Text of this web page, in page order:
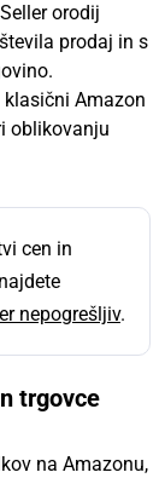
orodij
prodaj in s
klasični Amazon
oblikovanju
cen in
nepogrešljiv.
trgovce
na Amazonu,